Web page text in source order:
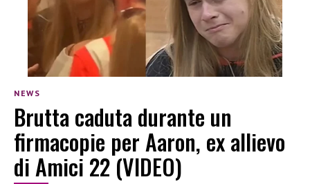
NEWS
Brutta caduta durante un
firmacopie per Aaron, ex allievo
di Amici 22 (VIDEO)